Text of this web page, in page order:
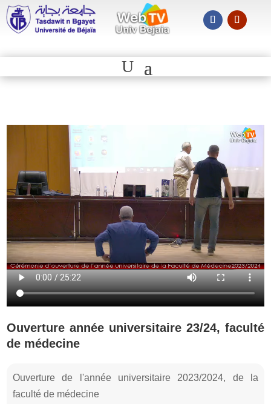
Ouverture année universitaire 23/24, faculté
de médecine
Ouverture de l'année universitaire 2023/2024, de la
faculté de médecine